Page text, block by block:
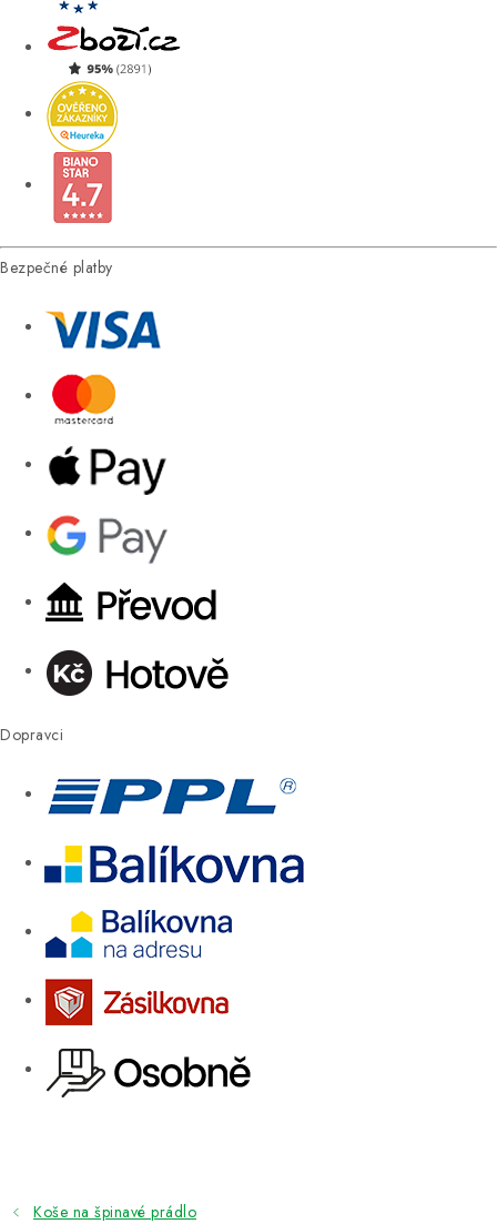
Bezpečné platby
Dopravci
Koše na špinavé prádlo